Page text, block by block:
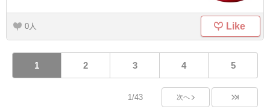
0 Like
1 2 3 4 5
1/43 次へ